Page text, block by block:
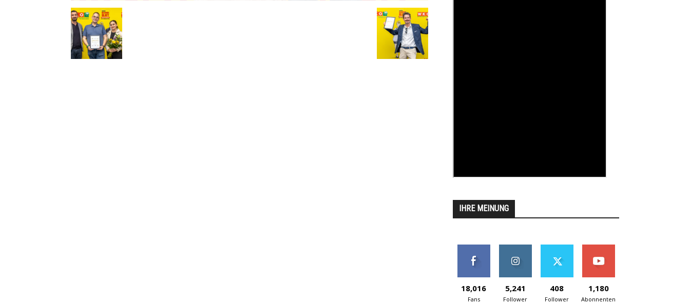
IHRE MEINUNG
18,016
Fans
5,241
Follower
408
Follower
1,180
Abonnenten